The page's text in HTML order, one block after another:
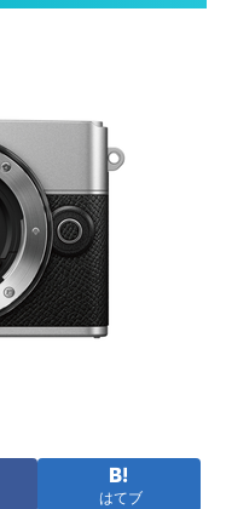
はてブ